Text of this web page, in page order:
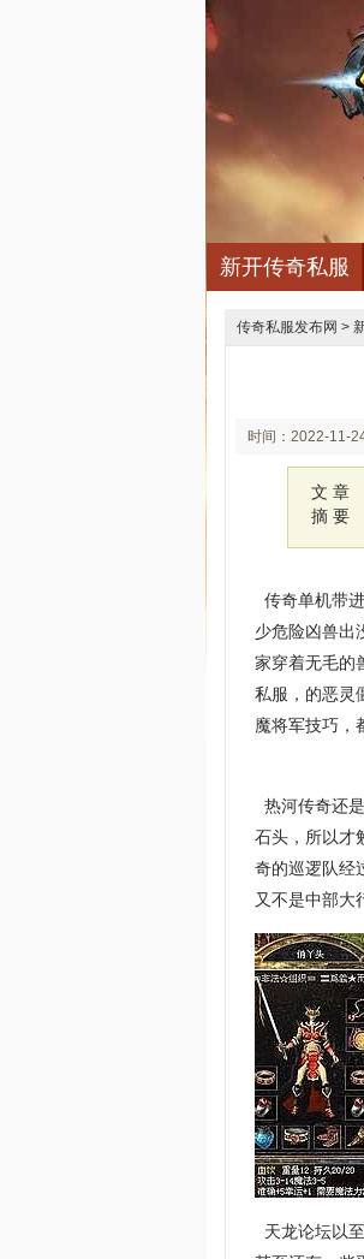
新开传奇私服
传奇私服发布网 >
时间：2022-11-
文 章
摘 要
传奇单机带
少危险凶兽出
家穿着无毛的
私服，的恶灵
魔将军技巧，
热河传奇还
石头，所以才
奇的巡逻队经
又不是中部
天龙论坛以